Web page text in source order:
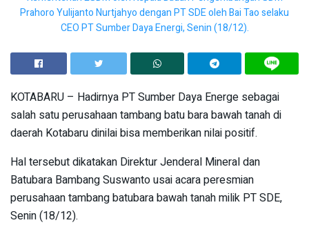
Prahoro Yulijanto Nurtjahyo dengan PT SDE oleh Bai Tao selaku
CEO PT Sumber Daya Energi, Senin (18/12).
KOTABARU – Hadirnya PT Sumber Daya Energe sebagai
salah satu perusahaan tambang batu bara bawah tanah di
daerah Kotabaru dinilai bisa memberikan nilai positif.
Hal tersebut dikatakan Direktur Jenderal Mineral dan
Batubara Bambang Suswanto usai acara peresmian
perusahaan tambang batubara bawah tanah milik PT SDE,
Senin (18/12).